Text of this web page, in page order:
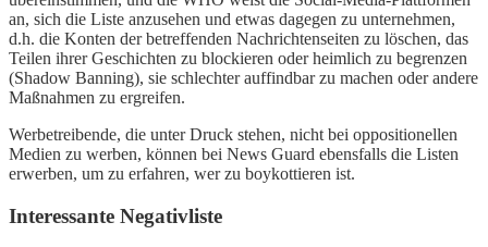
an, sich die Liste anzusehen und etwas dagegen zu unternehmen,
d.h. die Konten der betreffenden Nachrichtenseiten zu löschen, das
Teilen ihrer Geschichten zu blockieren oder heimlich zu begrenzen
(Shadow Banning), sie schlechter auffindbar zu machen oder andere
Maßnahmen zu ergreifen.
Werbetreibende, die unter Druck stehen, nicht bei oppositionellen
Medien zu werben, können bei News Guard ebensfalls die Listen
erwerben, um zu erfahren, wer zu boykottieren ist.
Interessante Negativliste